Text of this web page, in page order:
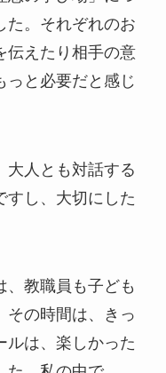
た。それぞれのお
伝えたり相手の意
っと必要だと感じ
大人とも対話する
すし、大切にした
、教職員も子ども
その時間は、きっ
ルは、楽しかった